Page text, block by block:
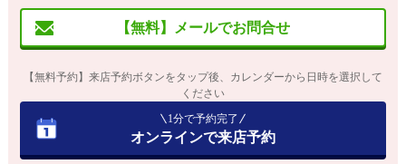
【無料】メールでお問合せ
【無料予約】来店予約ボタンをタップ後、カレンダーから日時を選択して
ください
1分で予約完了
オンラインで来店予約